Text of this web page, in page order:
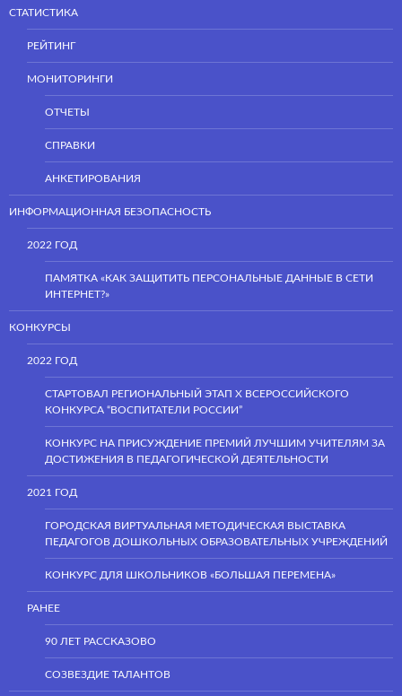
СТАТИСТИКА
РЕЙТИНГ
МОНИТОРИНГИ
ОТЧЕТЫ
СПРАВКИ
АНКЕТИРОВАНИЯ
ИНФОРМАЦИОННАЯ БЕЗОПАСНОСТЬ
2022 ГОД
ПАМЯТКА «КАК ЗАЩИТИТЬ ПЕРСОНАЛЬНЫЕ ДАННЫЕ В СЕТИ
ИНТЕРНЕТ?»
КОНКУРСЫ
2022 ГОД
СТАРТОВАЛ РЕГИОНАЛЬНЫЙ ЭТАП Х ВСЕРОССИЙСКОГО
КОНКУРСА “ВОСПИТАТЕЛИ РОССИИ”
КОНКУРС НА ПРИСУЖДЕНИЕ ПРЕМИЙ ЛУЧШИМ УЧИТЕЛЯМ ЗА
ДОСТИЖЕНИЯ В ПЕДАГОГИЧЕСКОЙ ДЕЯТЕЛЬНОСТИ
2021 ГОД
ГОРОДСКАЯ ВИРТУАЛЬНАЯ МЕТОДИЧЕСКАЯ ВЫСТАВКА
ПЕДАГОГОВ ДОШКОЛЬНЫХ ОБРАЗОВАТЕЛЬНЫХ УЧРЕЖДЕНИЙ
КОНКУРС ДЛЯ ШКОЛЬНИКОВ «БОЛЬШАЯ ПЕРЕМЕНА»
РАНЕЕ
90 ЛЕТ РАССКАЗОВО
СОЗВЕЗДИЕ ТАЛАНТОВ